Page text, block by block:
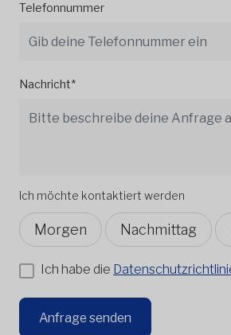
Telefonnummer
Nachricht*
Ich möchte kontaktiert werden
Morgen Nachmittag
Ich habe die
Anfrage senden